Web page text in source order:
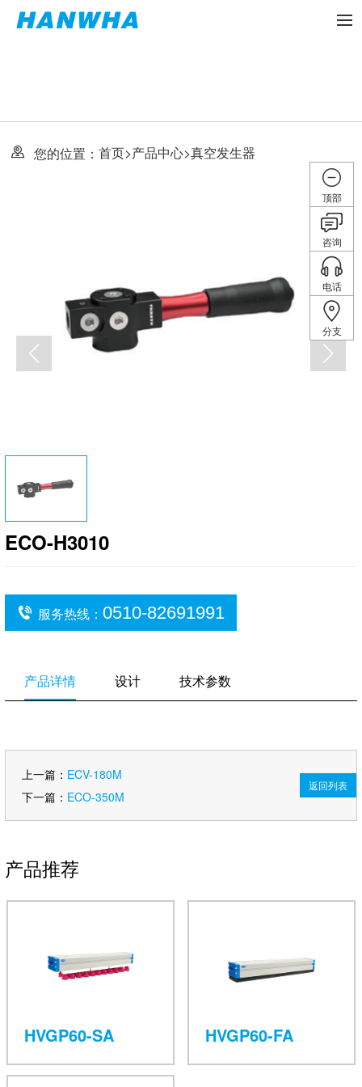
您的位置： 首页>产品中心>真空发生器
ECO-H3010
服务热线： 0510-82691991
产品详情 设计 技术参数
上一篇： ECV-180M
下一篇： ECO-350M
返回列表
产品推荐
HVGP60-SA HVGP60-FA
顶部
咨询
电话
分支